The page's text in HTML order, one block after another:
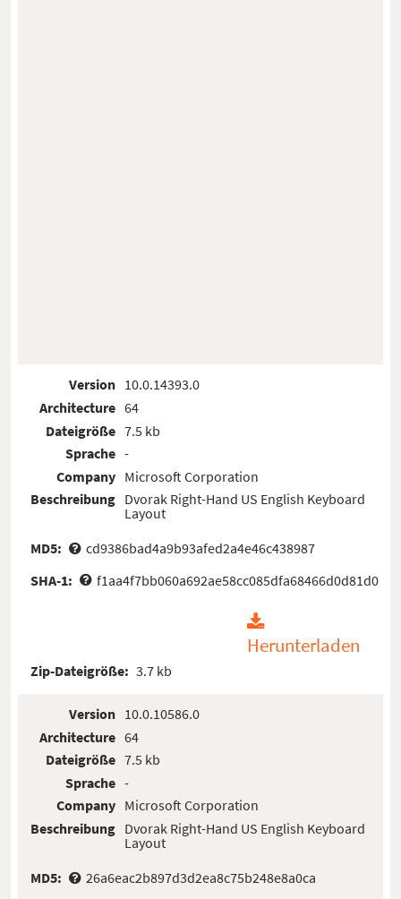
Version
Architecture
Dateigröße
Sprache
Company
Beschreibung
10.0.14393.0
64
7.5 kb
-
Microsoft Corporation
Dvorak Right-Hand US English Keyboard
Layout
MD5:
cd9386bad4a9b93afed2a4e46c438987
SHA-1:
f1aa4f7bb060a692ae58cc085dfa68466d0d81d0
Herunterladen
Zip-Dateigröße: 3.7 kb
Version
Architecture
Dateigröße
Sprache
Company
Beschreibung
10.0.10586.0
64
7.5 kb
-
Microsoft Corporation
Dvorak Right-Hand US English Keyboard
Layout
MD5:
26a6eac2b897d3d2ea8c75b248e8a0ca